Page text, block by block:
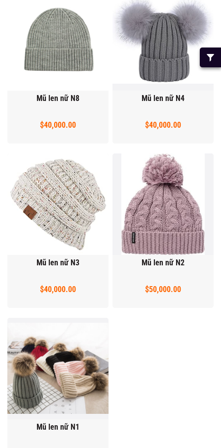
Mũ len nữ N8
$40,000.00
Mũ len nữ N4
$40,000.00
Mũ len nữ N3
$40,000.00
Mũ len nữ N2
$50,000.00
Mũ len nữ N1